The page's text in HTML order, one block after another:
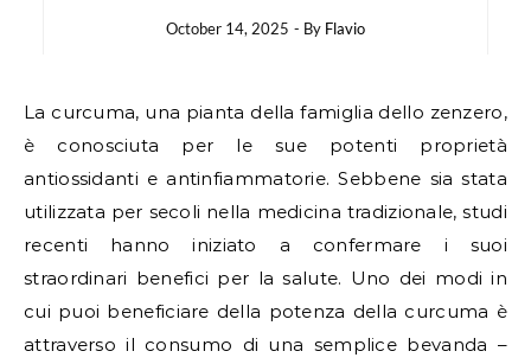
October 14, 2025 - By Flavio
La curcuma, una pianta della famiglia dello zenzero,
è conosciuta per le sue potenti proprietà
antiossidanti e antinfiammatorie. Sebbene sia stata
utilizzata per secoli nella medicina tradizionale, studi
recenti hanno iniziato a confermare i suoi
straordinari benefici per la salute. Uno dei modi in
cui puoi beneficiare della potenza della curcuma è
attraverso il consumo di una semplice bevanda –